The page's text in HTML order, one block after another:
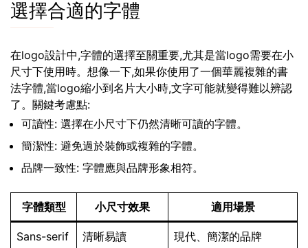
選擇合適的字體
在logo設計中,字體的選擇至關重要,尤其是當logo需要在小
尺寸下使用時。想像一下,如果你使用了一個華麗複雜的書
法字體,當logo縮小到名片大小時,文字可能就變得難以辨認
了。關鍵考慮點:
可讀性: 選擇在小尺寸下仍然清晰可讀的字體。
簡潔性: 避免過於裝飾或複雜的字體。
品牌一致性: 字體應與品牌形象相符。
字體類型 小尺寸效果 適用場景
Sans-serif 清晰易讀 現代、簡潔的品牌